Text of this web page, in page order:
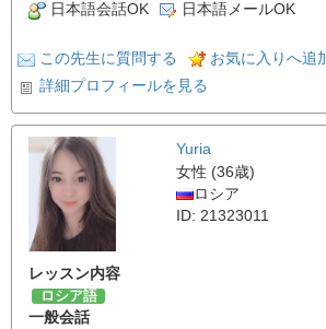
日本語会話OK
日本語メールOK
この先生に質問する
お気に入りへ追
詳細プロフィールを見る
Yuria
女性 (36歳)
ロシア
ID: 21323011
レッスン内容
ロシア語
一般会話